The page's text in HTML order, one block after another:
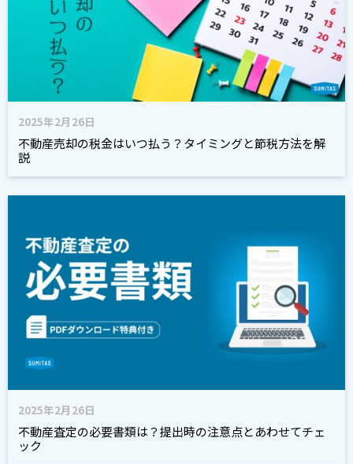
2025年2月26日
不動産売却の税金はいつ払う？タイミングと節税方法を解
説
2025年2月26日
不動産査定の必要書類は？提出時の注意点とあわせてチェ
ック